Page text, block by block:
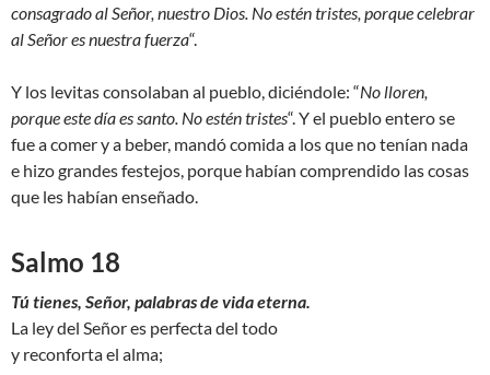
consagrado al Señor, nuestro Dios. No estén tristes, porque celebrar
al Señor es nuestra fuerza“.
Y los levitas consolaban al pueblo, diciéndole: “No lloren,
porque este día es santo. No estén tristes“. Y el pueblo entero se
fue a comer y a beber, mandó comida a los que no tenían nada
e hizo grandes festejos, porque habían comprendido las cosas
que les habían enseñado.
Salmo 18
Tú tienes, Señor, palabras de vida eterna.
La ley del Señor es perfecta del todo
y reconforta el alma;